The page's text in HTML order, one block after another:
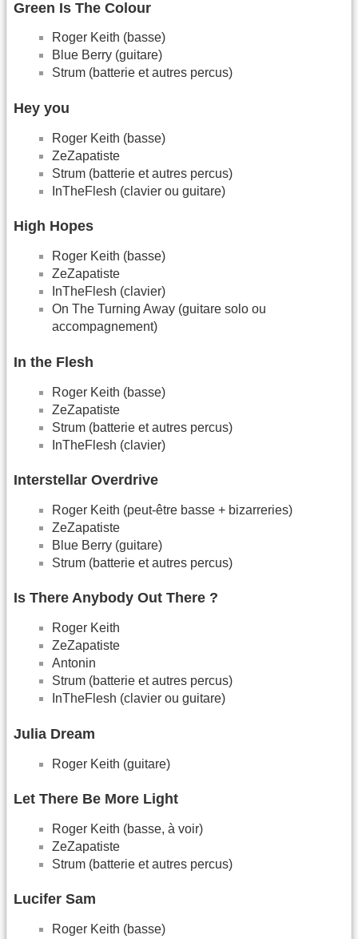
Green Is The Colour
Roger Keith (basse)
Blue Berry (guitare)
Strum (batterie et autres percus)
Hey you
Roger Keith (basse)
ZeZapatiste
Strum (batterie et autres percus)
InTheFlesh (clavier ou guitare)
High Hopes
Roger Keith (basse)
ZeZapatiste
InTheFlesh (clavier)
On The Turning Away (guitare solo ou
accompagnement)
In the Flesh
Roger Keith (basse)
ZeZapatiste
Strum (batterie et autres percus)
InTheFlesh (clavier)
Interstellar Overdrive
Roger Keith (peut-être basse + bizarreries)
ZeZapatiste
Blue Berry (guitare)
Strum (batterie et autres percus)
Is There Anybody Out There ?
Roger Keith
ZeZapatiste
Antonin
Strum (batterie et autres percus)
InTheFlesh (clavier ou guitare)
Julia Dream
Roger Keith (guitare)
Let There Be More Light
Roger Keith (basse, à voir)
ZeZapatiste
Strum (batterie et autres percus)
Lucifer Sam
Roger Keith (basse)